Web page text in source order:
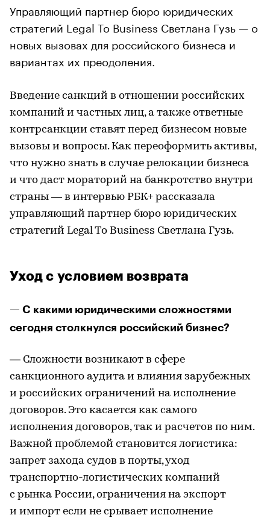
Управляющий партнер бюро юридических
стратегий Legal To Business Светлана Гузь — о
новых вызовах для российского бизнеса и
вариантах их преодоления.
Введение санкций в отношении российских
компаний и частных лиц, а также ответные
контрсанкции ставят перед бизнесом новые
вызовы и вопросы. Как переоформить активы,
что нужно знать в случае релокации бизнеса
и что даст мораторий на банкротство внутри
страны — в интервью РБК+ рассказала
управляющий партнер бюро юридических
стратегий Legal To Business Светлана Гузь.
Уход с условием возврата
— С какими юридическими сложностями
сегодня столкнулся российский бизнес?
— Сложности возникают в сфере
санкционного аудита и влияния зарубежных
и российских ограничений на исполнение
договоров. Это касается как самого
исполнения договоров, так и расчетов по ним.
Важной проблемой становится логистика:
запрет захода судов в порты, уход
транспортно-логистических компаний
с рынка России, ограничения на экспорт
и импорт если не срывает исполнение